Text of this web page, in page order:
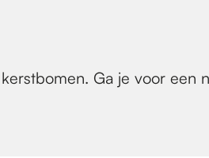
Ga je voor een